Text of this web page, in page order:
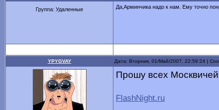
Группа: Удаленные Да,Арминчика надо к нам. Ему точно
YPYGVAY Дата: Вторник, 01/Май/2007, 22:59:24 |
Прошу всех Москвичей
FlashNight.ru